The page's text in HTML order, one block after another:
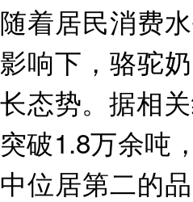
随着居民消费
影响下，骆驼
长态势。据相
突破1.8万余吨
中位居第二的